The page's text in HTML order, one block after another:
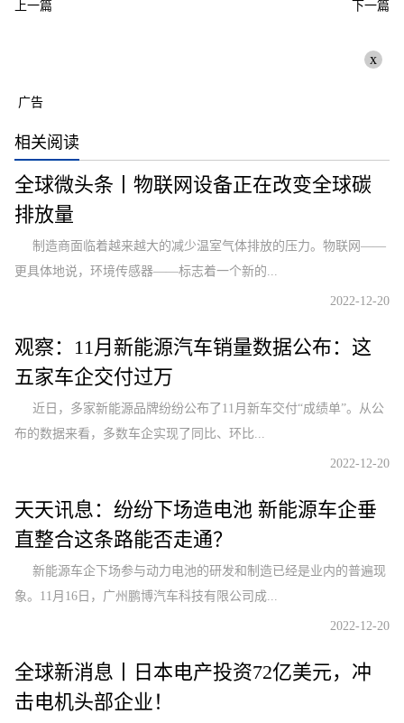
上一篇 下一篇
x
广告
相关阅读
全球微头条丨物联网设备正在改变全球碳
排放量
制造商面临着越来越大的减少温室气体排放的压力。物联网——
更具体地说，环境传感器——标志着一个新的...
2022-12-20
观察：11月新能源汽车销量数据公布：这
五家车企交付过万
近日，多家新能源品牌纷纷公布了11月新车交付“成绩单”。从公
布的数据来看，多数车企实现了同比、环比...
2022-12-20
天天讯息：纷纷下场造电池 新能源车企垂
直整合这条路能否走通？
新能源车企下场参与动力电池的研发和制造已经是业内的普遍现
象。11月16日，广州鹏博汽车科技有限公司成...
2022-12-20
全球新消息丨日本电产投资72亿美元，冲
击电机头部企业！